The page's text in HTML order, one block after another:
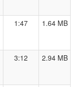
1:47 1.64 MB
3:12 2.94 MB